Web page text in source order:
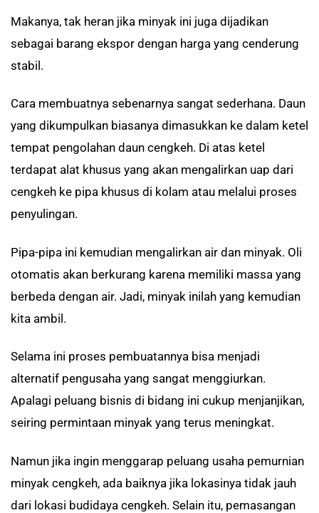
Makanya, tak heran jika minyak ini juga dijadikan
sebagai barang ekspor dengan harga yang cenderung
stabil.
Cara membuatnya sebenarnya sangat sederhana. Daun
yang dikumpulkan biasanya dimasukkan ke dalam ketel
tempat pengolahan daun cengkeh. Di atas ketel
terdapat alat khusus yang akan mengalirkan uap dari
cengkeh ke pipa khusus di kolam atau melalui proses
penyulingan.
Pipa-pipa ini kemudian mengalirkan air dan minyak. Oli
otomatis akan berkurang karena memiliki massa yang
berbeda dengan air. Jadi, minyak inilah yang kemudian
kita ambil.
Selama ini proses pembuatannya bisa menjadi
alternatif pengusaha yang sangat menggiurkan.
Apalagi peluang bisnis di bidang ini cukup menjanjikan,
seiring permintaan minyak yang terus meningkat.
Namun jika ingin menggarap peluang usaha pemurnian
minyak cengkeh, ada baiknya jika lokasinya tidak jauh
dari lokasi budidaya cengkeh. Selain itu, pemasangan